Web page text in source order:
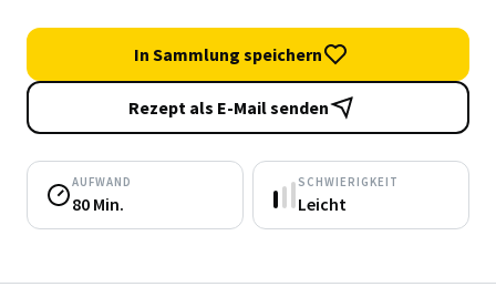
In Sammlung speichern
Rezept als E-Mail senden
AUFWAND
80 Min.
SCHWIERIGKEIT
Leicht